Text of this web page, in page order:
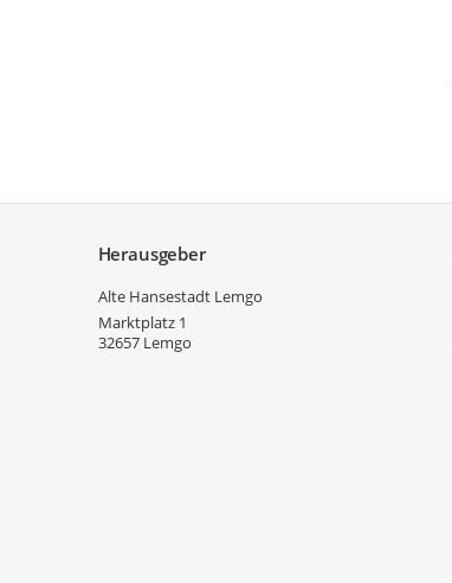
Herausgeber
Alte Hansestadt Lemgo
Marktplatz 1
32657 Lemgo